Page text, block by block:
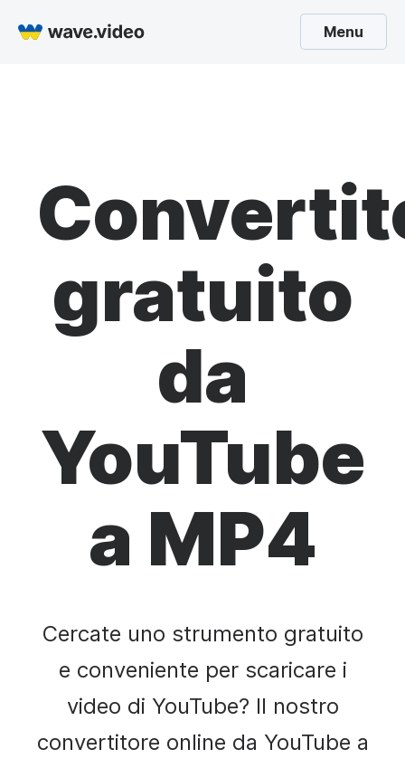
Menu
gratuito
da
YouTube
a MP4
Cercate uno strumento gratuito
e conveniente per scaricare i
video di YouTube? Il nostro
convertitore online da YouTube a